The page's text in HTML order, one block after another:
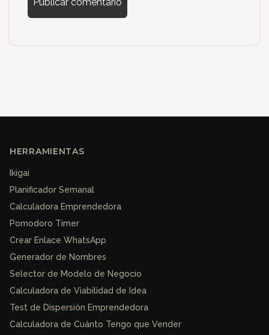
HERRAMIENTAS
Ikigai
Planificador Semanal
Calculadora Emprendedora
Pomodoro Timer
Crear Enlace WhatsApp
Generador de Nombres
Selector de Modelo de Negocio
Calculadora de Viabilidad de Idea
Test de Dispersión Emprendedora
Calculadora de Cuánto Tengo que Vender